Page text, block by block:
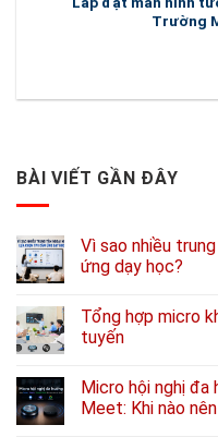
Trường
BÀI VIẾT GẦN ĐÂY
Vì sao nhiều
ứng dạy học?
Tổng hợp micro
tuyến
Micro hội nghị đa
Meet: Khi nào